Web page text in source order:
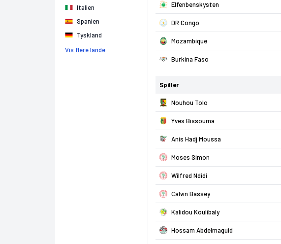
Elfenbenskysten
DR Congo
Mozambique
Burkina Faso
Spiller
Nouhou Tolo
Yves Bissouma
Anis Hadj Moussa
Moses Simon
Wilfred Ndidi
Calvin Bassey
Kalidou Koulibaly
Hossam Abdelmaguid
Italien
Spanien
Tyskland
Vis flere lande